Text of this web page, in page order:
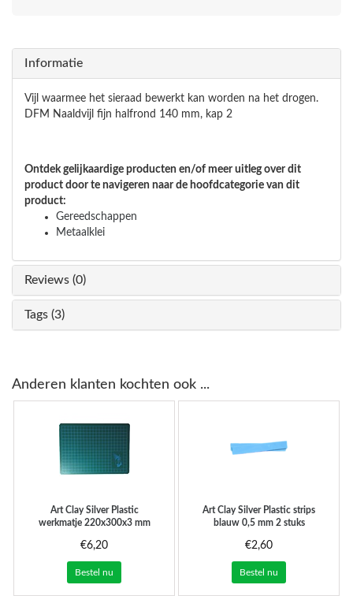
Informatie
Vijl waarmee het sieraad bewerkt kan worden na het drogen.
DFM Naaldvijl fijn halfrond 140 mm, kap 2
Ontdek gelijkaardige producten en/of meer uitleg over dit
product door te navigeren naar de hoofdcategorie van dit
product:
Gereedschappen
Metaalklei
Reviews (0)
Tags (3)
Anderen klanten kochten ook ...
Art Clay SilverPlastic
werkmatje 220x300x3 mm
€6,20
Bestel nu
Art Clay SilverPlastic strips
blauw 0,5 mm 2 stuks
€2,60
Bestel nu